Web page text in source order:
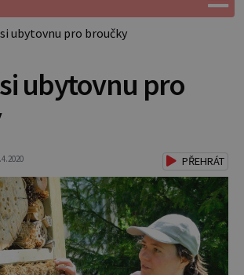
ubytovnu pro broučky
ubytovnu pro
PŘEHRÁT